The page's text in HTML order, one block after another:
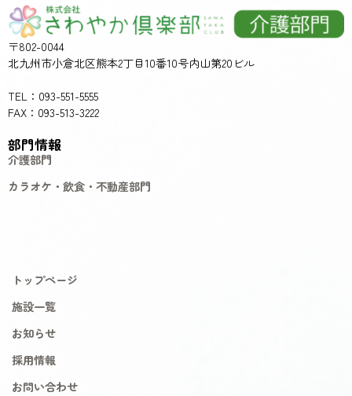
〒802-0044
北九州市小倉北区熊本2丁目10番10号内山第20ビル
TEL：093-551-5555
FAX：093-513-3222
部門情報
介護部門
カラオケ・飲食・不動産部門
トップページ
施設一覧
お知らせ
採用情報
お問い合わせ